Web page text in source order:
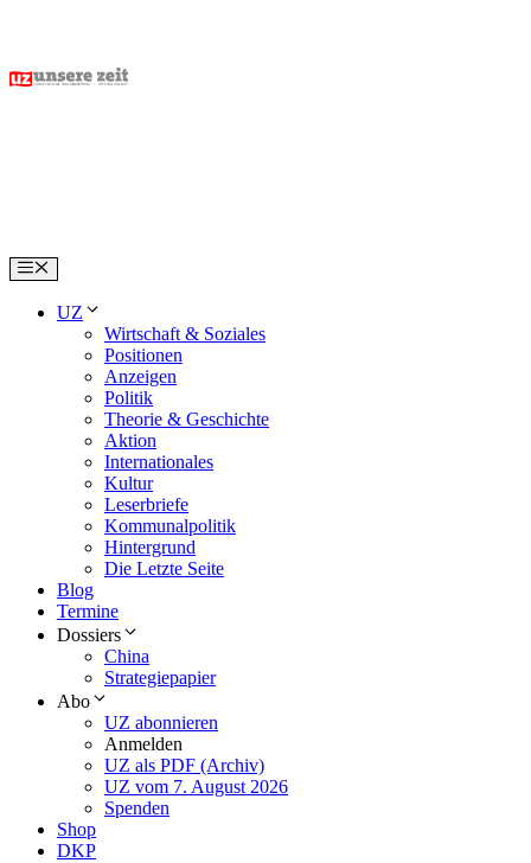
content
Menu
UZ
Wirtschaft & Soziales
Positionen
Anzeigen
Politik
Theorie & Geschichte
Aktion
Internationales
Kultur
Leserbriefe
Kommunalpolitik
Hintergrund
Die Letzte Seite
Blog
Termine
Dossiers
China
Strategiepapier
Abo
UZ abonnieren
Anmelden
UZ als PDF (Archiv)
UZ vom 7. August 2026
Spenden
Shop
DKP